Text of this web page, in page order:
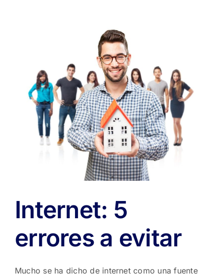
Internet: 5
errores a evitar
Mucho se ha dicho de internet como una fuente